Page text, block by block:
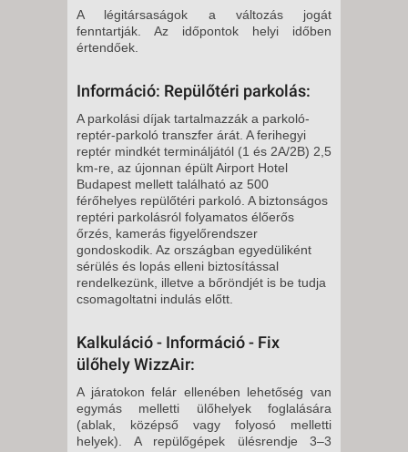
A légitársaságok a változás jogát
fenntartják. Az időpontok helyi időben
értendőek.
Információ: Repülőtéri parkolás:
A parkolási díjak tartalmazzák a parkoló-
reptér-parkoló transzfer árát. A ferihegyi
reptér mindkét termináljától (1 és 2A/2B) 2,5
km-re, az újonnan épült Airport Hotel
Budapest mellett található az 500
férőhelyes repülőtéri parkoló. A biztonságos
reptéri parkolásról folyamatos élőerős
őrzés, kamerás figyelőrendszer
gondoskodik. Az országban egyedüliként
sérülés és lopás elleni biztosítással
rendelkezünk, illetve a bőröndjét is be tudja
csomagoltatni indulás előtt.
Kalkuláció - Információ - Fix
ülőhely WizzAir:
A járatokon felár ellenében lehetőség van
egymás melletti ülőhelyek foglalására
(ablak, középső vagy folyosó melletti
helyek). A repülőgépek ülésrendje 3–3